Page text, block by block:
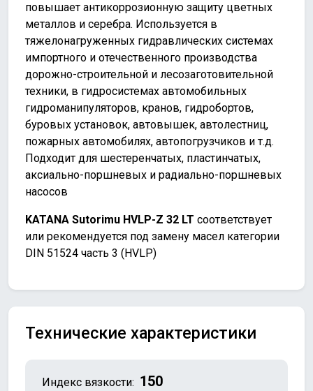
повышает антикоррозионную защиту цветных
металлов и серебра. Используется в
тяжелонагруженных гидравлических системах
импортного и отечественного производства
дорожно-строительной и лесозаготовительной
техники, в гидросистемах автомобильных
гидроманипуляторов, кранов, гидробортов,
буровых установок, автовышек, автолестниц,
пожарных автомобилях, автопогрузчиков и т.д.
Подходит для шестеренчатых, пластинчатых,
аксиально-поршневых и радиально-поршневых
насосов
KATANA Sutorimu HVLP-Z 32 LT соответствует
или рекомендуется под замену масел категории
DIN 51524 часть 3 (HVLP)
Технические характеристики
Индекс вязкости: 150